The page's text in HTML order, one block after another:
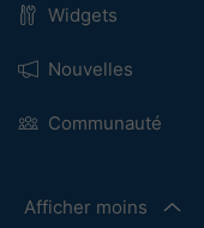
Widgets
Nouvelles
Communauté
Afficher moins